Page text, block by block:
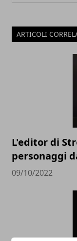
ARTICOLI
L'editor di
personaggi
09/10/2022